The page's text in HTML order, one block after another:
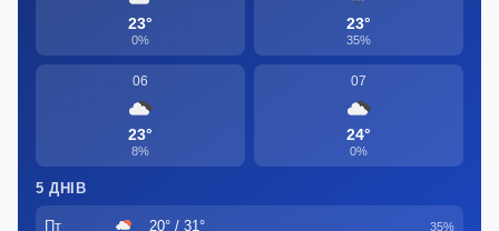
23°
0%
23°
35%
06
23°
8%
07
24°
0%
5 ДНІВ
Пт 20° / 31° 35%